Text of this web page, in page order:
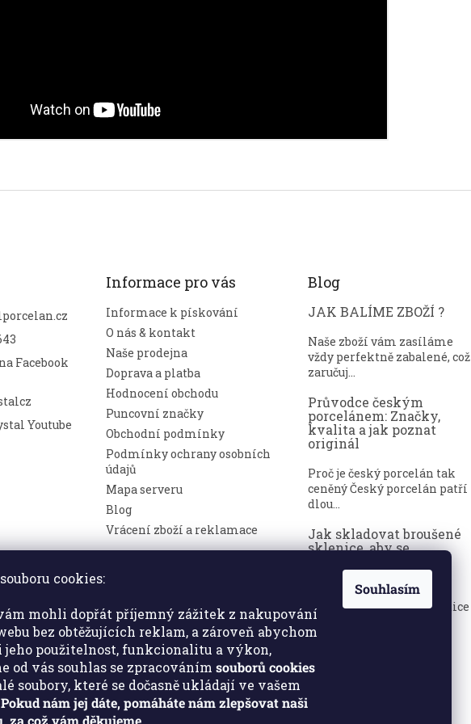
cookies:
mohli dopřát příjemný zážitek z nakupování
bez obtěžujících reklam, a zároveň abychom
jeho použitelnost, funkcionalitu a výkon,
od vás souhlas se zpracováním souborů cookies
soubory, které se dočasně ukládají ve vašem
Pokud nám jej dáte, pomáháte nám zlepšovat naši
za což vám děkujeme.
Souhlasím
Facebook
Youtube
Informace pro vás
Informace k pískování
O nás & kontakt
Naše prodejna
Doprava a platba
Hodnocení obchodu
Puncovní značky
Obchodní podmínky
Podmínky ochrany osobních
údajů
Mapa serveru
Blog
Vrácení zboží a reklamace
Blog
JAK BALÍME ZBOŽÍ ?
Naše zboží vám zasíláme
vždy perfektně zabalené, což
zaručuj...
Průvodce českým
porcelánem: Značky,
kvalita a jak poznat
originál
Proč je český porcelán tak
ceněný Český porcelán patří
dlou...
Jak skladovat broušené
sklenice, aby se
Broušené sklenice jsou
symbolem elegance, tradice
a luxusu. ...